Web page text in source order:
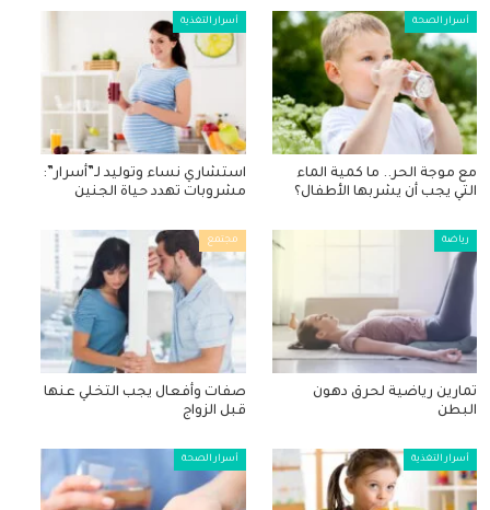
أسرار الصحة
مع موجة الحر.. ما كمية الماء
التي يجب أن يشربها الأطفال؟
أسرار التغذية
استشاري نساء وتوليد لـ”أسرار”:
مشروبات تهدد حياة الجنين
رياضة
تمارين رياضية لحرق دهون
البطن
مجتمع
صفات وأفعال يجب التخلي عنها
قبل الزواج
أسرار التغذية أسرار الصحة